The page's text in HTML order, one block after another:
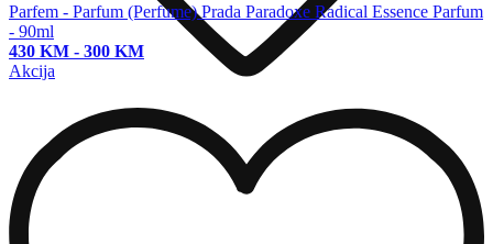
Parfem - Parfum (Perfume) Prada Paradoxe Radical Essence Parfum
- 90ml
430 KM - 300 KM
Akcija